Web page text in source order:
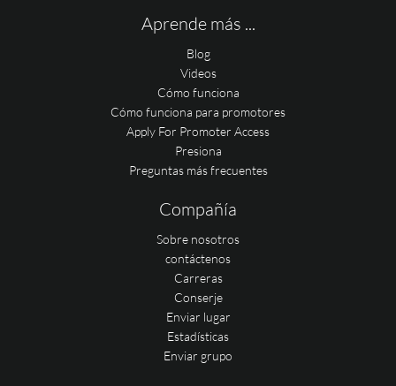
Aprende más ...
Blog
Videos
Cómo funciona
Cómo funciona para promotores
Apply For Promoter Access
Presiona
Preguntas más frecuentes
Compañía
Sobre nosotros
contáctenos
Carreras
Conserje
Enviar lugar
Estadísticas
Enviar grupo